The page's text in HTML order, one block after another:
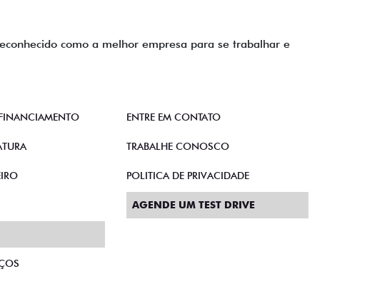
como a melhor empresa para se trabalhar e
ENTRE EM CONTATO
TRABALHE CONOSCO
POLITICA DE PRIVACIDADE
AGENDE UM TEST DRIVE